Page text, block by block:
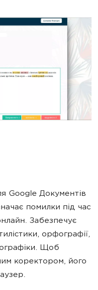
Google Документів
помилки під час
Забезпечує
орфографії,
Щоб
коректором, його